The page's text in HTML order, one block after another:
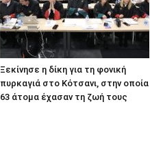
Ξεκίνησε η δίκη για τη φονική
πυρκαγιά στο Κότσανι, στην οποία
63 άτομα έχασαν τη ζωή τους